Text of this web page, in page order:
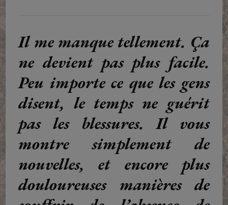
Il me manque tellement. Ça
ne devient pas plus facile.
Peu importe ce que les gens
disent, le temps ne guérit
pas les blessures. Il vous
montre simplement de
nouvelles, et encore plus
douloureuses manières de